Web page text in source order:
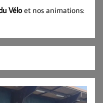
Véloet nos animations: